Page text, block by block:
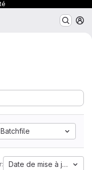
Batchfile
Date de mise à jour